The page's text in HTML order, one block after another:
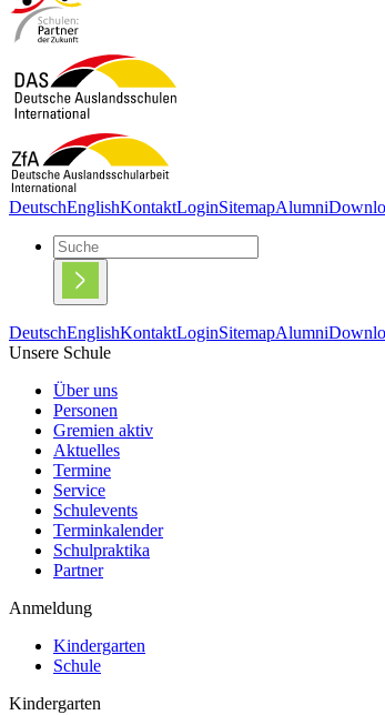
DeutschEnglishKontaktLoginSitemapAlumni
DeutschEnglishKontaktLoginSitemapAlumni
Unsere Schule
Über uns
Personen
Gremien aktiv
Aktuelles
Termine
Service
Schulevents
Terminkalender
Schulpraktika
Partner
Anmeldung
Kindergarten
Schule
Kindergarten